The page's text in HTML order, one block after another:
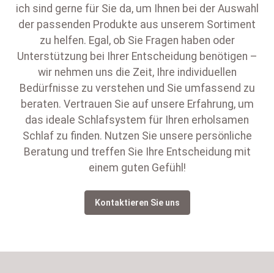
ich sind gerne für Sie da, um Ihnen bei der Auswahl
der passenden Produkte aus unserem Sortiment
zu helfen. Egal, ob Sie Fragen haben oder
Unterstützung bei Ihrer Entscheidung benötigen –
wir nehmen uns die Zeit, Ihre individuellen
Bedürfnisse zu verstehen und Sie umfassend zu
beraten. Vertrauen Sie auf unsere Erfahrung, um
das ideale Schlafsystem für Ihren erholsamen
Schlaf zu finden. Nutzen Sie unsere persönliche
Beratung und treffen Sie Ihre Entscheidung mit
einem guten Gefühl!
Kontaktieren Sie uns